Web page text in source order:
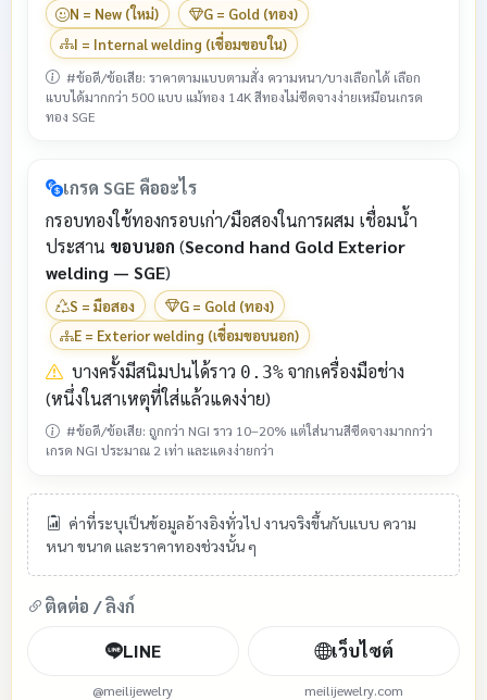
N = New (ใหม่)
G = Gold (ทอง)
I = Internal welding (เชื่อมขอบใน)
#ข้อดี/ข้อเสีย: ราคาตามแบบตามสั่ง ความหนา/บางเลือกได้ เลือก
แบบได้มากกว่า 500 แบบ แม้ทอง 14K สีทองไม่ซีดจางง่ายเหมือนเกรด
ทอง SGE
เกรด SGE คืออะไร
กรอบทองใช้ทองกรอบเก่า/มือสองในการผสม เชื่อมน้ำ
ประสาน ขอบนอก (Second hand Gold Exterior
welding — SGE)
S = มือสอง
G = Gold (ทอง)
E = Exterior welding (เชื่อมขอบนอก)
บางครั้งมีสนิมปนได้ราว 0.3%จากเครื่องมือช่าง
(หนึ่งในสาเหตุที่ใส่แล้วแดงง่าย)
#ข้อดี/ข้อเสีย: ถูกกว่า NGI ราว 10–20% แต่ใส่นานสีซีดจางมากกว่า
เกรด NGI ประมาณ 2 เท่า และแดงง่ายกว่า
ค่าที่ระบุเป็นข้อมูลอ้างอิงทั่วไป งานจริงขึ้นกับแบบ ความ
หนา ขนาด และราคาทองช่วงนั้น ๆ
ติดต่อ / ลิงก์
LINE
@meilijewelry
เว็บไซต์
meilijewelry.com